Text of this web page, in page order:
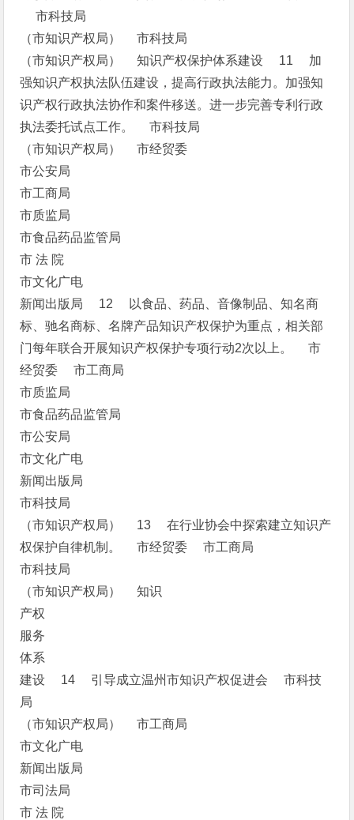
市科技局
（市知识产权局） 市科技局
（市知识产权局） 知识产权保护体系建设 11 加
强知识产权执法队伍建设，提高行政执法能力。加强知
识产权行政执法协作和案件移送。进一步完善专利行政
执法委托试点工作。 市科技局
（市知识产权局） 市经贸委
市公安局
市工商局
市质监局
市食品药品监管局
市 法 院
市文化广电
新闻出版局 12 以食品、药品、音像制品、知名商
标、驰名商标、名牌产品知识产权保护为重点，相关部
门每年联合开展知识产权保护专项行动2次以上。 市
经贸委 市工商局
市质监局
市食品药品监管局
市公安局
市文化广电
新闻出版局
市科技局
（市知识产权局） 13 在行业协会中探索建立知识产
权保护自律机制。 市经贸委 市工商局
市科技局
（市知识产权局） 知识
产权
服务
体系
建设 14 引导成立温州市知识产权促进会 市科技
局
（市知识产权局） 市工商局
市文化广电
新闻出版局
市司法局
市 法 院